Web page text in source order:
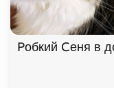
Робкий Сеня в